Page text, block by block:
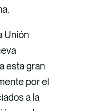
Unión
esta gran
por el
a la